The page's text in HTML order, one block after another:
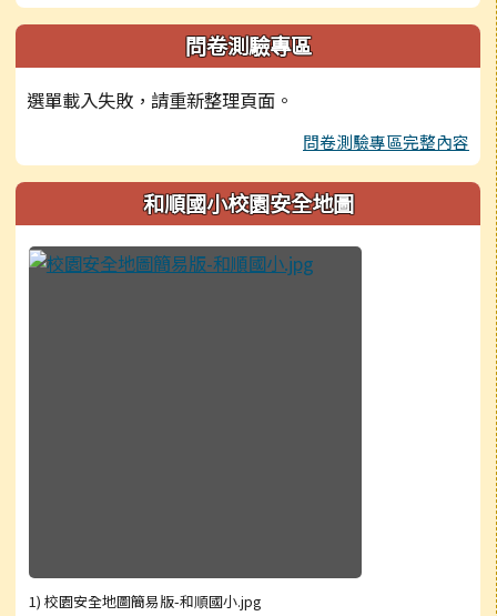
問卷測驗專區
選單載入失敗，請重新整理頁面。
問卷測驗專區完整內容
和順國小校園安全地圖
1) 校園安全地圖簡易版-和順國小.jpg